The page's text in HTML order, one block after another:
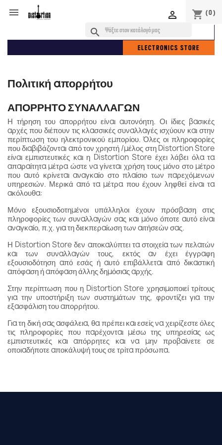
 shopping_cart (0)

search
ELECTRONICS STORE
Πολιτική απορρήτου
ΑΠΟΡΡΗΤΟ ΣΥΝΑΛΛΑΓΩΝ
Η τήρηση του απορρήτου είναι αυτονόητη. Οι ίδιες βασικές
αρχές που διέπουν τις κλασσικές συναλλαγές ισχύουν και στην
περίπτωση του ηλεκτρονικού εμπορίου. Όλες οι πληροφορίες
που διαβιβάζονται από τον χρηστή /μέλος στη Distortion Store
είναι εμπιστευτικές και η Distortion Store έχει λάβει όλα τα
απαραίτητα μέτρα ώστε να γίνεται χρήση τους μόνο στο μέτρο
που αυτό κρίνεται αναγκαίο στο πλαίσιο των παρεχόμενων
υπηρεσιών. Μερικά από τα μέτρα που έχουν ληφθεί είναι τα
ακόλουθα:
Μόνο εξουσιοδοτημένοι υπάλληλοι έχουν πρόσβαση στις
πληροφορίες των συναλλαγών σας και μόνο όποτε αυτό είναι
αναγκαίο, π.χ. για τη διεκπεραίωση των αιτήσεών σας.
Η Distortion Store δεν αποκαλύπτει τα στοιχεία των πελατών
και των συναλλαγών τους, εκτός αν έχει έγγραφη
εξουσιοδότηση από εσάς ή αυτό επιβάλλεται από δικαστική
απόφαση ή απόφαση άλλης δημόσιας αρχής.
Στην περίπτωση που η Distortion Store χρησιμοποιεί τρίτους
για την υποστήριξη των συστημάτων της, φροντίζει για την
εξασφάλιση του απορρήτου.
Για τη δική σας ασφάλεια, θα πρέπει και εσείς να χειρίζεστε όλες
τις πληροφορίες που παρέχονται μέσω της υπηρεσίας ως
εμπιστευτικές και απόρρητες και να μην προβαίνετε σε
οποιαδήποτε αποκάλυψή τους σε τρίτα πρόσωπα.